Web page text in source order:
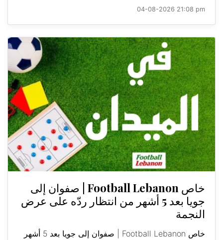
04-08-2026 21:08 pm
خاص Football Lebanon | صفوان إلى
جويا بعد 5 أشهر من انتظار ردّه على عرض
النجمة
خاص Football Lebanon | صفوان إلى جويا بعد 5 أشهر